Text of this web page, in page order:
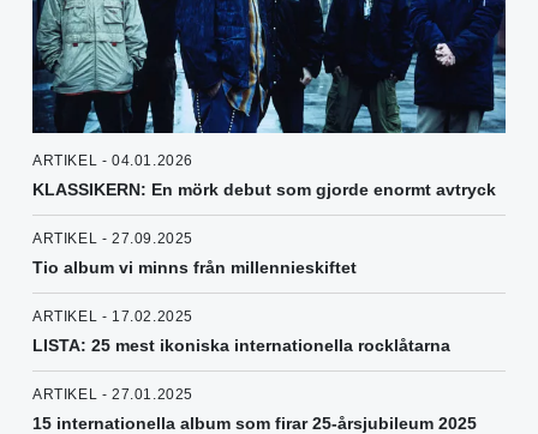
ARTIKEL - 04.01.2026
KLASSIKERN: En mörk debut som gjorde enormt avtryck
ARTIKEL - 27.09.2025
Tio album vi minns från millennieskiftet
ARTIKEL - 17.02.2025
LISTA: 25 mest ikoniska internationella rocklåtarna
ARTIKEL - 27.01.2025
15 internationella album som firar 25-årsjubileum 2025